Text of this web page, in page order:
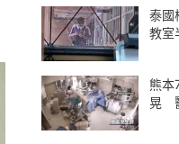
泰國
教室
熊本
晃